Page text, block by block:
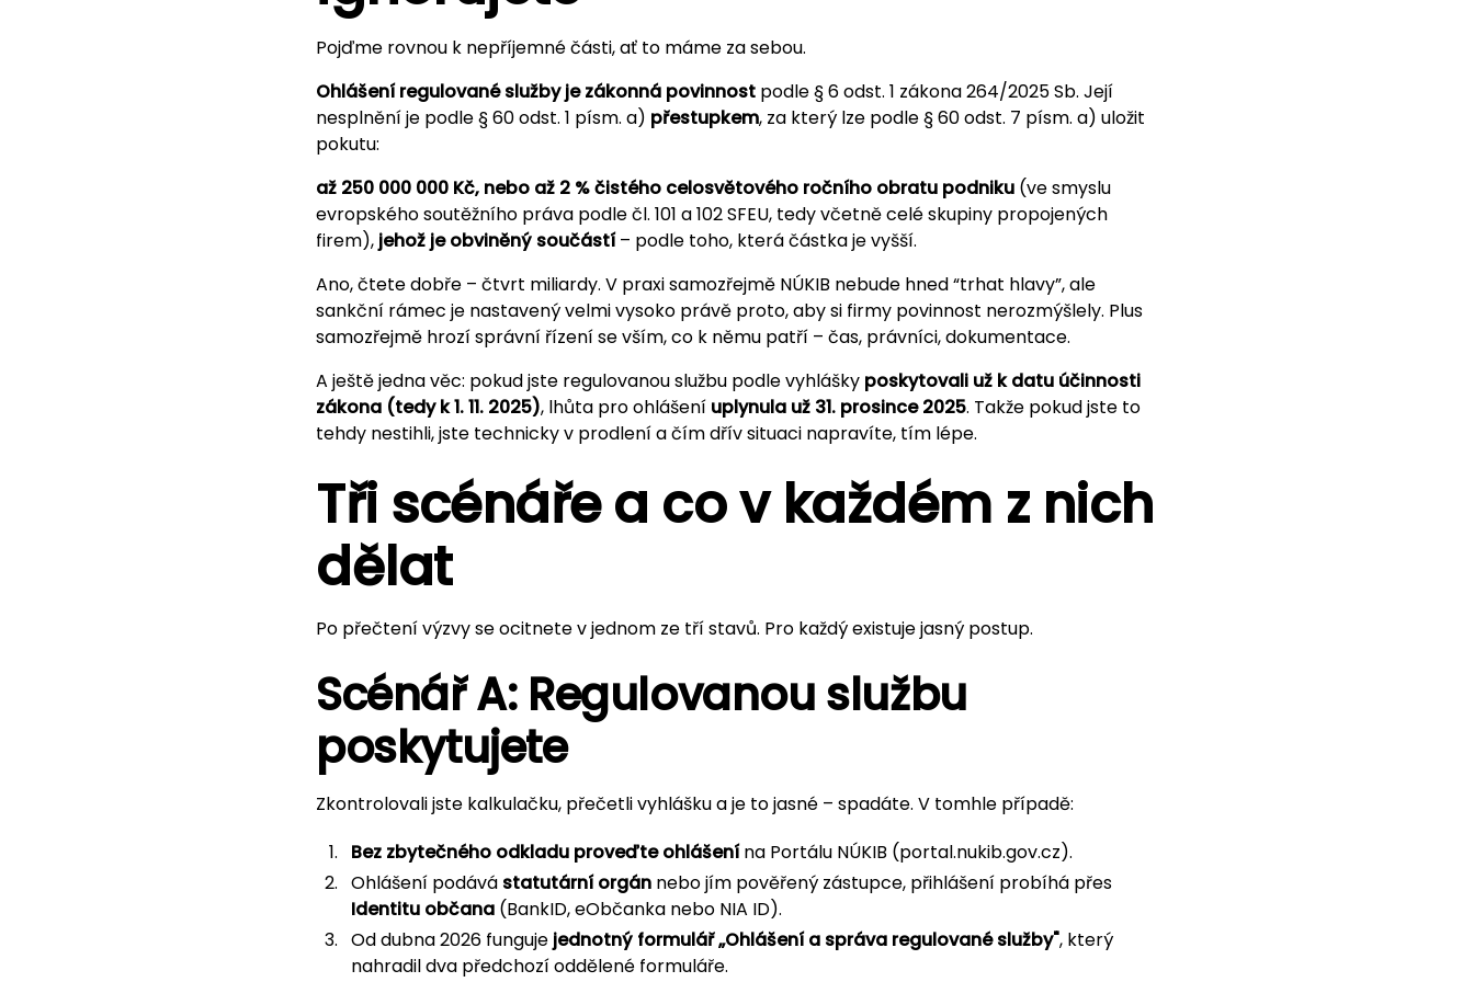
Pojďme rovnou k nepříjemné části, ať to máme za sebou.
Ohlášení regulované služby je zákonná povinnost podle § 6 odst. 1 zákona 264/2025 Sb. Její
nesplnění je podle § 60 odst. 1 písm. a) přestupkem, za který lze podle § 60 odst. 7 písm. a) uložit
pokutu:
až 250 000 000 Kč, nebo až 2 % čistého celosvětového ročního obratu podniku (ve smyslu
evropského soutěžního práva podle čl. 101 a 102 SFEU, tedy včetně celé skupiny propojených
firem), jehož je obviněný součástí– podle toho, která částka je vyšší.
Ano, čtete dobře – čtvrt miliardy. V praxi samozřejmě NÚKIB nebude hned “trhat hlavy”, ale
sankční rámec je nastavený velmi vysoko právě proto, aby si firmy povinnost nerozmýšlely. Plus
samozřejmě hrozí správní řízení se vším, co k němu patří – čas, právníci, dokumentace.
A ještě jedna věc: pokud jste regulovanou službu podle vyhlášky poskytovali už k datu účinnosti
zákona (tedy k 1. 11. 2025), lhůta pro ohlášení uplynula už 31. prosince 2025. Takže pokud jste to
tehdy nestihli, jste technicky v prodlení a čím dřív situaci napravíte, tím lépe.
Tři scénáře a co v každém z nich
dělat
Po přečtení výzvy se ocitnete v jednom ze tří stavů. Pro každý existuje jasný postup.
Scénář A: Regulovanou službu
poskytujete
Zkontrolovali jste kalkulačku, přečetli vyhlášku a je to jasné – spadáte. V tomhle případě:
Bez zbytečného odkladu proveďte ohlášenína Portálu NÚKIB (portal.nukib.gov.cz).
Ohlášení podává statutární orgán nebo jím pověřený zástupce, přihlášení probíhá přes
Identitu občana (BankID, eObčanka nebo NIA ID).
Od dubna 2026 funguje jednotný formulář „Ohlášení a správa regulované služby", který
nahradil dva předchozí oddělené formuláře.